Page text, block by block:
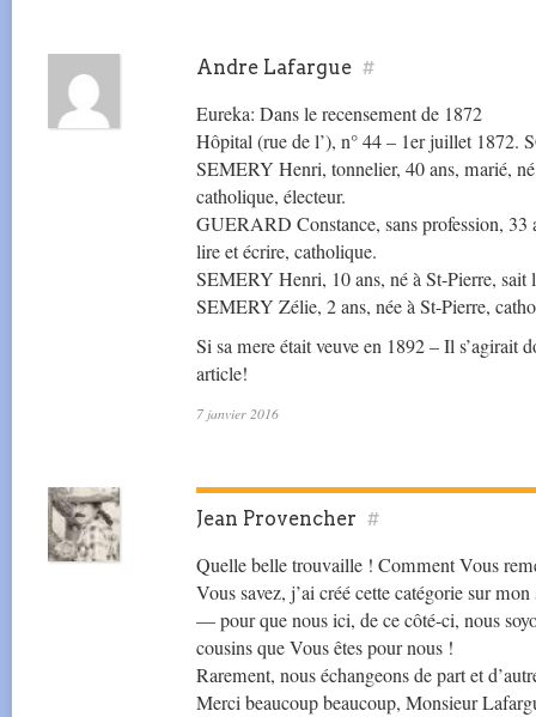
Andre Lafargue #
Eureka: Dans le recensement de 1872
Hôpital (rue de l’), n° 44 – 1er juillet 1872.
SEMERY Henri, tonnelier, 40 ans, marié,
catholique, électeur.
GUERARD Constance, sans profession, 33
lire et écrire, catholique.
SEMERY Henri, 10 ans, né à St-Pierre, sait
SEMERY Zélie, 2 ans, née à St-Pierre,
Si sa mere était veuve en 1892 – Il s’agirait
article!
7 janvier 2016
Jean Provencher #
Quelle belle trouvaille ! Comment Vous
Vous savez, j’ai créé cette catégorie sur
— pour que nous ici, de ce côté-ci, nous
cousins que Vous êtes pour nous !
Rarement, nous échangeons de part et
Merci beaucoup beaucoup, Monsieur